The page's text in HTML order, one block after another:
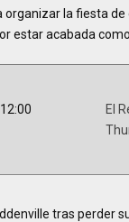
organizar la fiesta
estar acabada
El
tras perder